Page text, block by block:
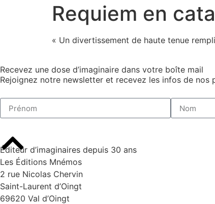
Requiem en
« Un divertissement de haute tenue
Recevez une dose d’imaginaire dans votre boîte mail
Rejoignez notre newsletter et recevez les infos de nos
Éditeur d’imaginaires depuis 30 ans
Les Éditions Mnémos
2 rue Nicolas Chervin
Saint-Laurent d’Oingt
69620 Val d’Oingt